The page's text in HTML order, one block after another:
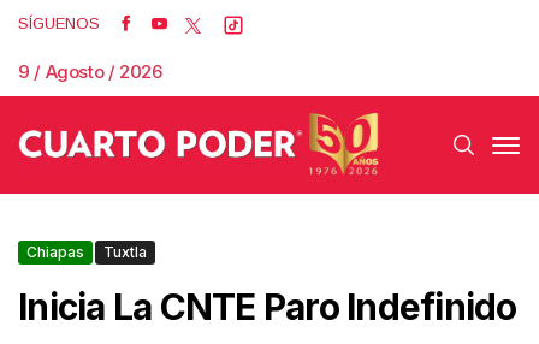
SÍGUENOS
9 / Agosto / 2026
Chiapas Tuxtla
Inicia La CNTE Paro Indefinido